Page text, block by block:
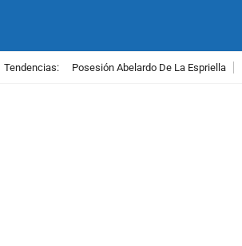
Tendencias: Posesión Abelardo De La Espriella